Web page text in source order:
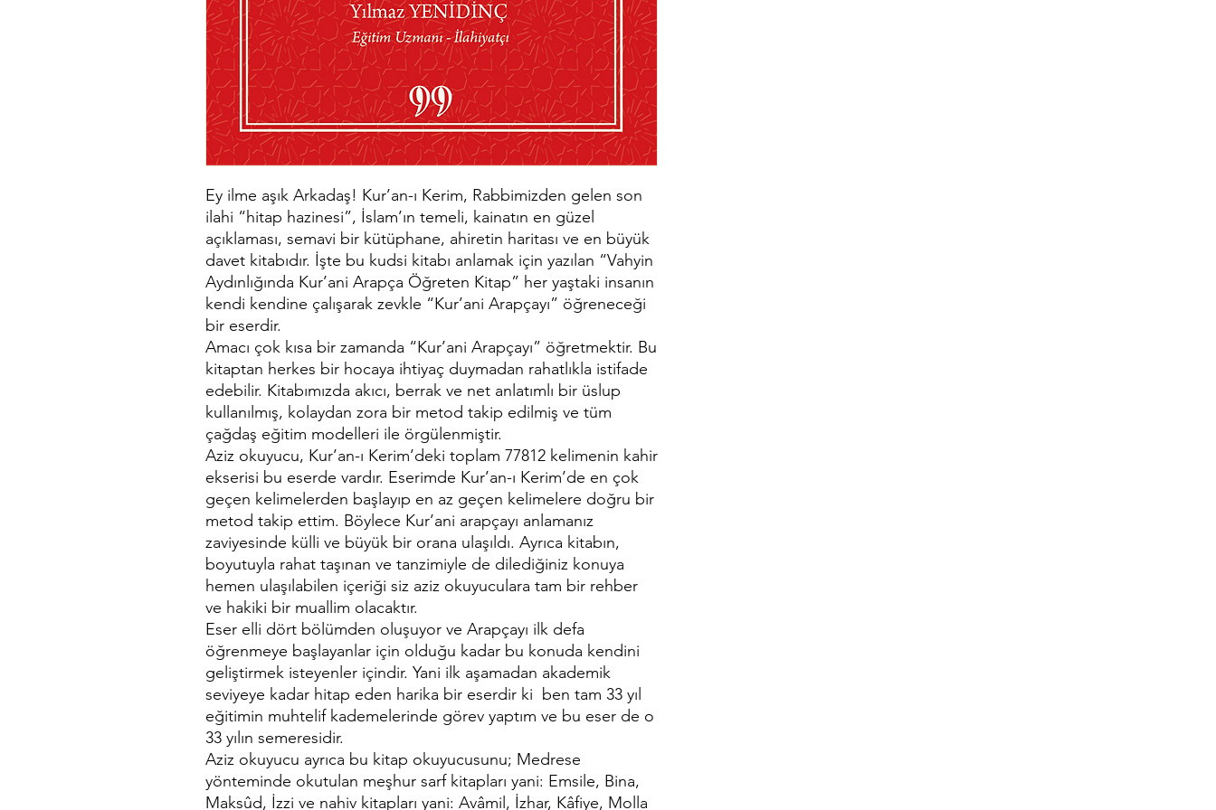
Ey ilme aşık Arkadaş! Kur’an-ı Kerim, Rabbimizden gelen son
ilahi “hitap hazinesi”, İslam’ın temeli, kainatın en güzel
açıklaması, semavi bir kütüphane, ahiretin haritası ve en büyük
davet kitabıdır. İşte bu kudsi kitabı anlamak için yazılan “Vahyin
Aydınlığında Kur’ani Arapça Öğreten Kitap” her yaştaki insanın
kendi kendine çalışarak zevkle “Kur’ani Arapçayı” öğreneceği
bir eserdir.
Amacı çok kısa bir zamanda “Kur’ani Arapçayı” öğretmektir. Bu
kitaptan herkes bir hocaya ihtiyaç duymadan rahatlıkla istifade
edebilir. Kitabımızda akıcı, berrak ve net anlatımlı bir üslup
kullanılmış, kolaydan zora bir metod takip edilmiş ve tüm
çağdaş eğitim modelleri ile örgülenmiştir.
Aziz okuyucu, Kur’an-ı Kerim’deki toplam 77812 kelimenin kahir
ekserisi bu eserde vardır. Eserimde Kur’an-ı Kerim’de en çok
geçen kelimelerden başlayıp en az geçen kelimelere doğru bir
metod takip ettim. Böylece Kur’ani arapçayı anlamanız
zaviyesinde külli ve büyük bir orana ulaşıldı. Ayrıca kitabın,
boyutuyla rahat taşınan ve tanzimiyle de dilediğiniz konuya
hemen ulaşılabilen içeriği siz aziz okuyuculara tam bir rehber
ve hakiki bir muallim olacaktır.
Eser elli dört bölümden oluşuyor ve Arapçayı ilk defa
öğrenmeye başlayanlar için olduğu kadar bu konuda kendini
geliştirmek isteyenler içindir. Yani ilk aşamadan akademik
seviyeye kadar hitap eden harika bir eserdir ki ben tam 33 yıl
eğitimin muhtelif kademelerinde görev yaptım ve bu eser de o
33 yılın semeresidir.
Aziz okuyucu ayrıca bu kitap okuyucusunu; Medrese
yönteminde okutulan meşhur sarf kitapları yani: Emsile, Bina,
Maksûd, İzzi ve nahiv kitapları yani: Avâmil, İzhar, Kâfiye, Molla